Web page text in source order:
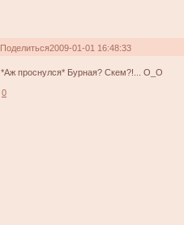
Поделиться2009-01-01 16:48:33
*Аж проснулся* Бурная? Скем?!... О_О
0